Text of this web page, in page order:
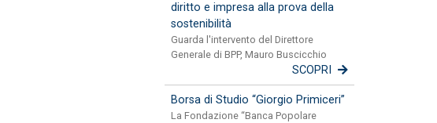
diritto e impresa alla prova della
sostenibilità
Guarda l'intervento del Direttore
Generale di BPP, Mauro Buscicchio
SCOPRI
Borsa di Studio “Giorgio Primiceri”
La Fondazione “Banca Popolare